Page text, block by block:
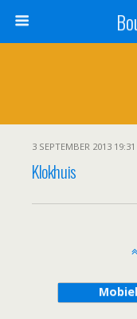
3 SEPTEMBER 2013 19:31
Klokhuis
Mobiel